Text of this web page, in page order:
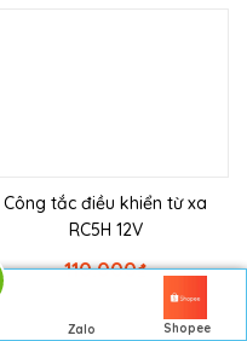
Zalo Shopee
Công tắc điều khiển từ xa
RC5H 12V
₫
110.000